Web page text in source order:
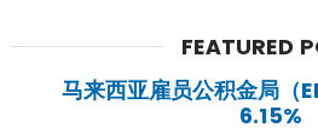
FEATURED
马来西亚雇员公积金局（
6.15%